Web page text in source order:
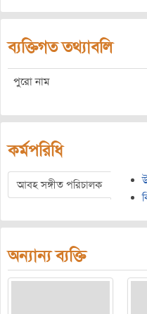
ব্যক্তিগত তথ্যাবলি
পুরো নাম
কর্মপরিধি
আবহ সঙ্গীত পরিচালক
অন্যান্য ব্যক্তি